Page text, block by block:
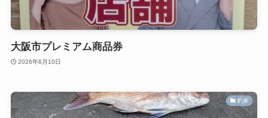
大阪市プレミアム商品券
2026年6月10日
釣果